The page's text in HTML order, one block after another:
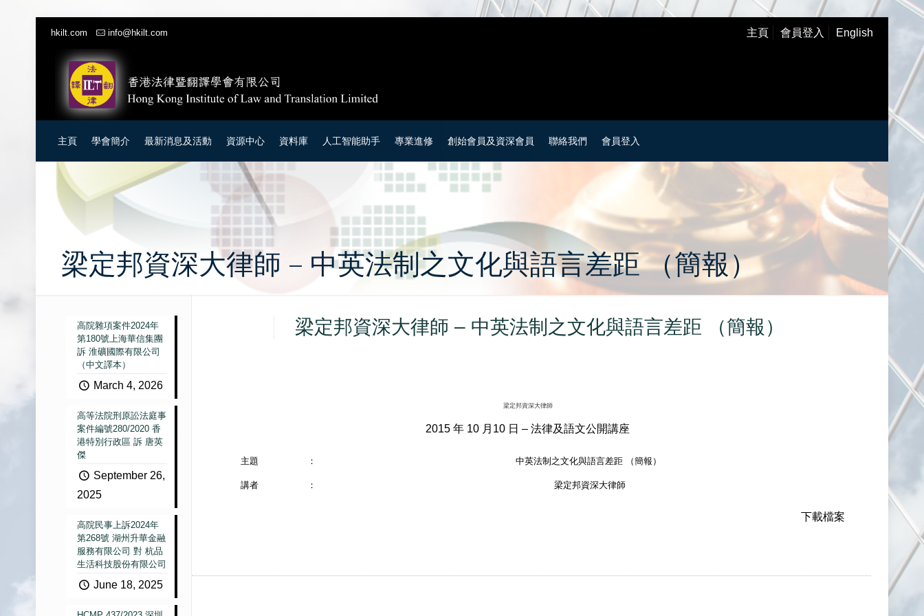
hkilt.com info@hkilt.com 主頁 會員登入 English
主頁 學會簡介 最新消息及活動 資源中心 資料庫 人工智能助手 專業進修 創始會員及資深會員 聯絡我們 會員登入
梁定邦資深大律師 – 中英法制之文化與語言差距 （簡報）
梁定邦資深大律師 – 中英法制之文化與語言差距 （簡報）
梁定邦資深大律師
2015 年 10 月10 日 – 法律及語文公開講座
主題 ： 中英法制之文化與語言差距 （簡報）
講者 ： 梁定邦資深大律師
下載檔案
高院雜項案件2024年
第180號上海華信集團
訴 淮礦國際有限公司
（中文譯本）
March 4, 2026
高等法院刑原訟法庭事
案件編號280/2020 香
港特別行政區 訴 唐英
傑
September 26,
2025
高院民事上訴2024年
第268號 湖州升華金融
服務有限公司 對 杭品
生活科技股份有限公司
June 18, 2025